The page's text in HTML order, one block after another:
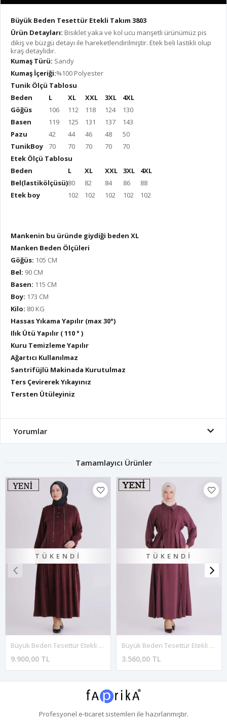
Büyük Beden Tesettür Etekli Takım 3803
Ürün Detayları: Bisiklet yaka ve kol ucu manşetli ürünümüz pis
dikiş ve büzgü detayı ile hareketlendirilmiştir. Etek beli lastikli olup
kraş detaylıdır.
Kumaş Türü: Sandy
Kumaş İçeriği:%100 Polyester
Tunik Ölçü Tablosu
Beden
L XL XXL 3XL
4XL
Göğüs
106 112 118 124
130
Basen
119 125 131 137
143
Pazu
42 44 46 48
50
TunikBoy
70 70 70 70
70
Etek Ölçü Tablosu
Beden
L XL XXL 3XL
4XL
Bel(lastikölçüsü)80 82 84 86
88
Etek boy
102 102 102 102 102
Mankenin bu üründe giydiği beden XL
Manken Beden Ölçüleri
Göğüs: 105 CM
Bel: 90 CM
Basen: 115 CM
Boy: 173 CM
Kilo: 80 KG
Hassas Yıkama Yapılır (max 30°)
Ilık Ütü Yapılır ( 110 ° )
Kuru Temizleme Yapılır
Ağartıcı Kullanılmaz
Santrifüjlü Makinada Kurutulmaz
Ters Çevirerek Yıkayınız
Tersten Ütüleyiniz
Yorumlar
Tamamlayıcı Ürünler
TÜKENDI
Büyük Beden Tesettür Etekli Takım 38003 Bordo
9.900,00 TL
TÜKENDI
Büyük Beden Tesettür Etekli Takım 3801 Dut
3.560,00 TL
Profesyonel e-ticaretsistemleri ile hazırlanmıştır.